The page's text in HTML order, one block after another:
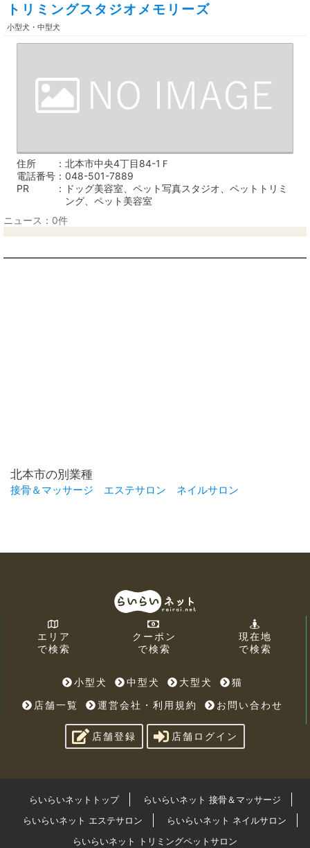
トリミングスタジオメモリーズ
小型犬・中型犬
住所
北本市中央4丁目84-1Ｆ
電話番号
048-501-7889
PR
ドッグ美容室、ペット写真スタジオ、ペットトリミ
ング、ペット美容室
ニュース：0件
北本市の別業種
接骨＆マッサージ エステサロン ネイルサロン
エリア
で検索
クーポン
で検索
現在地
で検索
小型犬 中型犬 大型犬
猫
店舗一覧
運営会社・利用規約 お問い合わせ
店舗登録 店舗ログイン
らいらいネットトップ
らいらいネット 接骨＆マッサージ
らいらいネット エステサロン
らいらいネット ネイルサロン
らいらいネット トリミングペットサロン